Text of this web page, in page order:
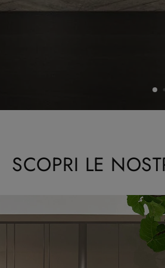
SCOPRI LE